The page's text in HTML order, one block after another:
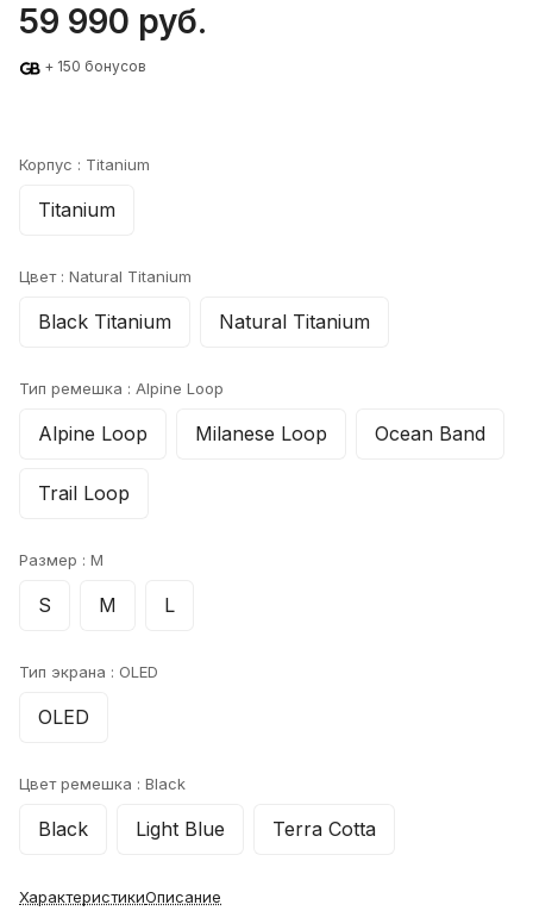
59 990 руб.
+ 150 бонусов
Корпус : Titanium
Titanium
Цвет : Natural Titanium
Black Titanium Natural Titanium
Тип ремешка : Alpine Loop
Alpine Loop Milanese Loop Ocean Band
Trail Loop
Размер : M
S M L
Тип экрана : OLED
OLED
Цвет ремешка : Black
Black Light Blue Terra Cotta
ХарактеристикиОписание